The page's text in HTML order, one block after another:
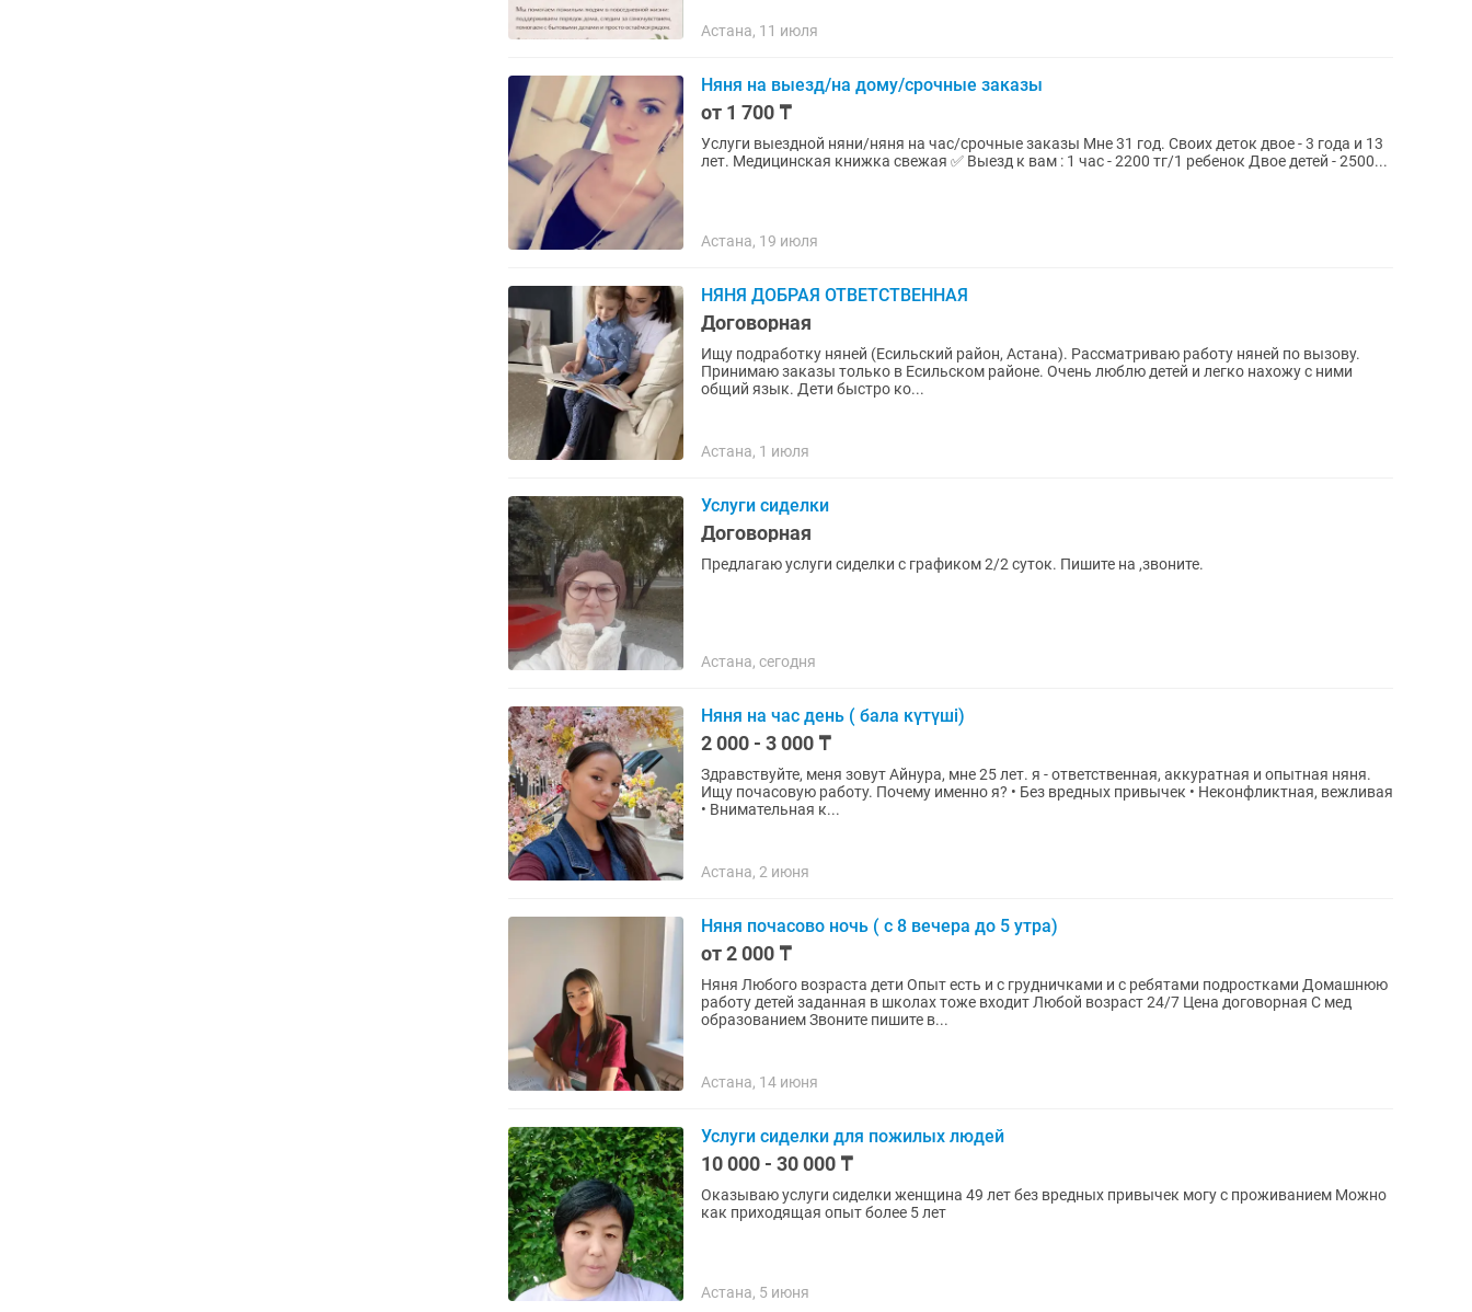
Астана, 11 июля
Няня на выезд/на дому/срочные заказы
от 1 700 ₸
Услуги выездной няни/няня на час/срочные заказы Мне 31 год. Своих деток двое - 3 года и 13
лет. Медицинская книжка свежая ✅ Выезд к вам : 1 час - 2200 тг/1 ребенок Двое детей - 2500...
Астана, 19 июля
НЯНЯ ДОБРАЯ ОТВЕТСТВЕННАЯ
Договорная
Ищу подработку няней (Есильский район, Астана). Рассматриваю работу няней по вызову.
Принимаю заказы только в Есильском районе. Очень люблю детей и легко нахожу с ними
общий язык. Дети быстро ко...
Астана, 1 июля
Услуги сиделки
Договорная
Предлагаю услуги сиделки с графиком 2/2 суток. Пишите на ,звоните.
Астана, сегодня
Няня на час день ( бала күтүші)
2 000 - 3 000 ₸
Здравствуйте, меня зовут Айнура, мне 25 лет. я - ответственная, аккуратная и опытная няня.
Ищу почасовую работу. Почему именно я? • Без вредных привычек • Неконфликтная, вежливая
• Внимательная к...
Астана, 2 июня
Няня почасово ночь ( с 8 вечера до 5 утра)
от 2 000 ₸
Няня Любого возраста дети Опыт есть и с грудничками и с ребятами подростками Домашнюю
работу детей заданная в школах тоже входит Любой возраст 24/7 Цена договорная С мед
образованием Звоните пишите в...
Астана, 14 июня
Услуги сиделки для пожилых людей
10 000 - 30 000 ₸
Оказываю услуги сиделки женщина 49 лет без вредных привычек могу с проживанием Можно
как приходящая опыт более 5 лет
Астана, 5 июня